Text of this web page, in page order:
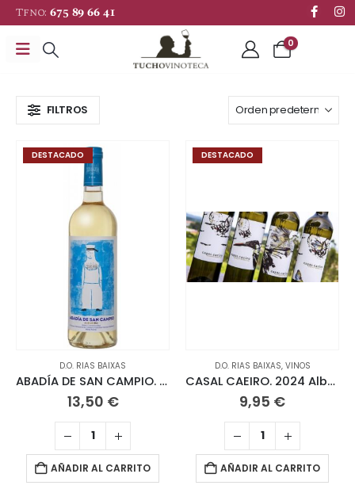
Tfno:675 89 66 41
0
FILTROS
DESTACADO
D.O. RIAS BAIXAS
ABADÍA DE SAN CAMPIO. 2024 Albariño
13,50 €
AÑADIR AL CARRITO
DESTACADO
D.O. RIAS BAIXAS, VINOS
CASAL CAEIRO. 2024 Albariño
9,95 €
AÑADIR AL CARRITO